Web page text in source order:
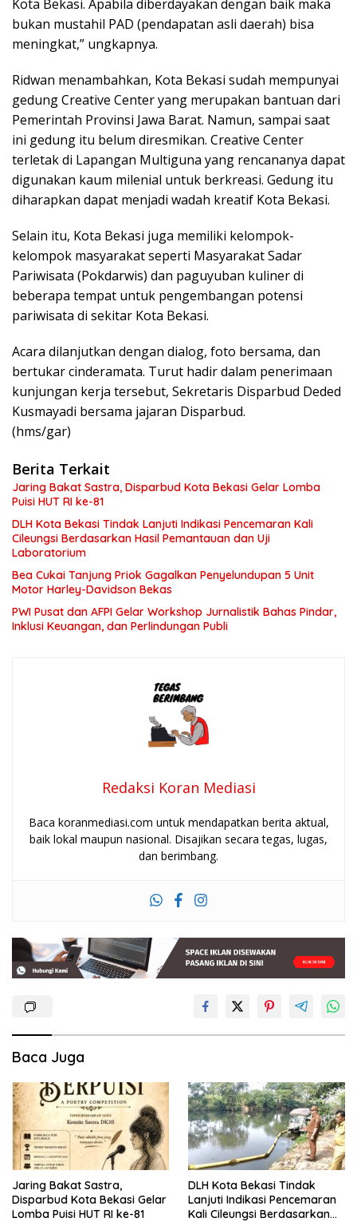
Kota Bekasi. Apabila diberdayakan dengan baik maka
bukan mustahil PAD (pendapatan asli daerah) bisa
meningkat,” ungkapnya.
Ridwan menambahkan, Kota Bekasi sudah mempunyai
gedung Creative Center yang merupakan bantuan dari
Pemerintah Provinsi Jawa Barat. Namun, sampai saat
ini gedung itu belum diresmikan. Creative Center
terletak di Lapangan Multiguna yang rencananya dapat
digunakan kaum milenial untuk berkreasi. Gedung itu
diharapkan dapat menjadi wadah kreatif Kota Bekasi.
Selain itu, Kota Bekasi juga memiliki kelompok-
kelompok masyarakat seperti Masyarakat Sadar
Pariwisata (Pokdarwis) dan paguyuban kuliner di
beberapa tempat untuk pengembangan potensi
pariwisata di sekitar Kota Bekasi.
Acara dilanjutkan dengan dialog, foto bersama, dan
bertukar cinderamata. Turut hadir dalam penerimaan
kunjungan kerja tersebut, Sekretaris Disparbud Deded
Kusmayadi bersama jajaran Disparbud.
(hms/gar)
Berita Terkait
Jaring Bakat Sastra, Disparbud Kota Bekasi Gelar Lomba
Puisi HUT RI ke-81
DLH Kota Bekasi Tindak Lanjuti Indikasi Pencemaran Kali
Cileungsi Berdasarkan Hasil Pemantauan dan Uji
Laboratorium
Bea Cukai Tanjung Priok Gagalkan Penyelundupan 5 Unit
Motor Harley-Davidson Bekas
PWI Pusat dan AFPI Gelar Workshop Jurnalistik Bahas Pindar,
Inklusi Keuangan, dan Perlindungan Publi
Redaksi Koran Mediasi
Baca koranmediasi.com untuk mendapatkan berita aktual,
baik lokal maupun nasional. Disajikan secara tegas, lugas,
dan berimbang.
Baca Juga
Jaring Bakat Sastra,
Disparbud Kota Bekasi Gelar
Lomba Puisi HUT RI ke-81
DLH Kota Bekasi Tindak
Lanjuti Indikasi Pencemaran
Kali Cileungsi Berdasarkan